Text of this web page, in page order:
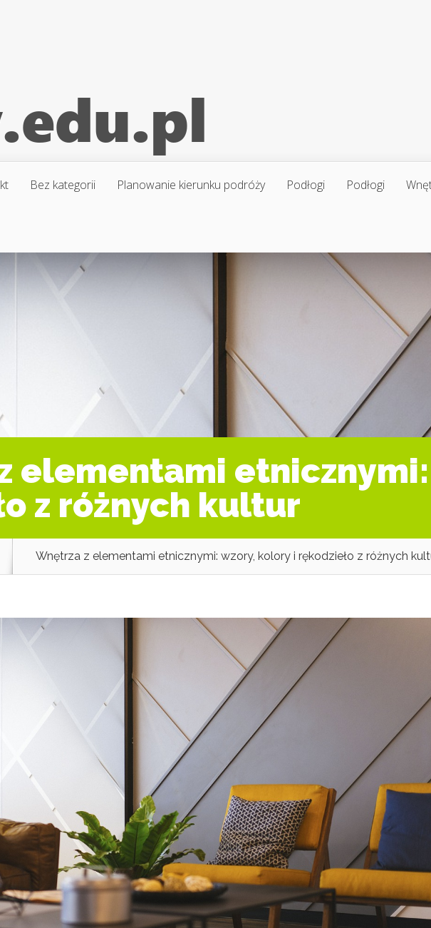
Bez kategorii Planowanie kierunku podróży Podłogi Podłogi
elementami
z różnych kultur
Wnętrza z elementami etnicznymi: wzory, kolory i rękodzieło z różnych